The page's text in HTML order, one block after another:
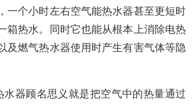
一个小时左右空气能热水器甚至更短时
箱热水。同时它也能从根本上消除电热
及燃气热水器使用时产生有害气体等隐
水器顾名思义就是把空气中的热量通过